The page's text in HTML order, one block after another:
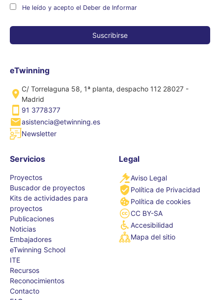
He leído y acepto el Deber de Informar
eTwinning
C/ Torrelaguna 58, 1ª planta, despacho 112 28027 -
Madrid
91 3778377
asistencia@etwinning.es
Newsletter
Servicios
Proyectos
Buscador de proyectos
Kits de actividades para
proyectos
Publicaciones
Noticias
Embajadores
eTwinning School
ITE
Recursos
Reconocimientos
Contacto
Legal
Aviso Legal
Política de Privacidad
Política de cookies
CC BY-SA
Accesibilidad
Mapa del sitio